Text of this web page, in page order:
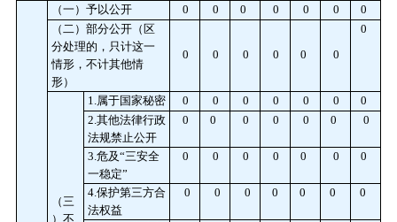
（一）予以公开 0 0 0 0 0 0
0
（二）部分公开（区
分处理的，只计这一
情形，不计其他情
形）
0 0 0 0 0 0
0
（三
）不
1.属于国家秘密 0 0 0 0 0 0
0
2.其他法律行政
法规禁止公开
0 0 0 0 0 0 0
3.危及“三安全
一稳定”
0 0 0 0 0 0 0
4.保护第三方合
法权益
0 0 0 0 0 0 0